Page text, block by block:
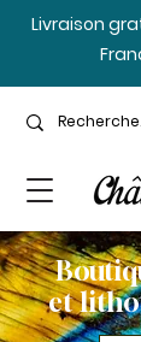
​Livraison
et